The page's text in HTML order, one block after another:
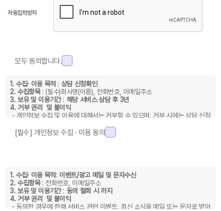
자동입력방지
모두 동의합니다.
1. 수집· 이용 목적 : 상담 신청확인
2. 수집항목: (필수)회사명(이름), 전화번호, 이메일주소
3. 보유 및 이용기간: 해당 서비스 상담 후 3년
4. 거부 권리 및 불이익
- 개인정보 수집 및 이용에 대해서는 거부할 수 있으며, 거부 시에는 상담 신청
[필수] 개인정보 수집 · 이용 동의
1. 수집· 이용 목적: 이벤트/광고 메일 및 문자수신
2. 수집항목: 전화번호, 이메일주소
3. 보유 및 이용기간: 동의 철회 시 까지
4. 거부 권리 및 불이익
- 동의한 경우에 한해 서비스 관련 이벤트, 최신 소식을 메일 또는 문자로 받아